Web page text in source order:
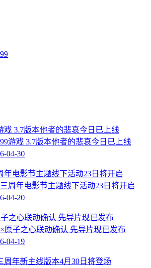
游戏 3.7版本他者的悲哀今日已上线
04-30
周年电影节主题线下活动23日将开启
04-20
原子之心联动确认 先导片现已发布
04-19